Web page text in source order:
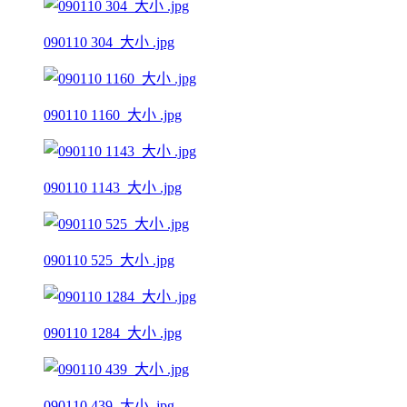
090110 304_大小 .jpg
090110 1160_大小 .jpg
090110 1143_大小 .jpg
090110 525_大小 .jpg
090110 1284_大小 .jpg